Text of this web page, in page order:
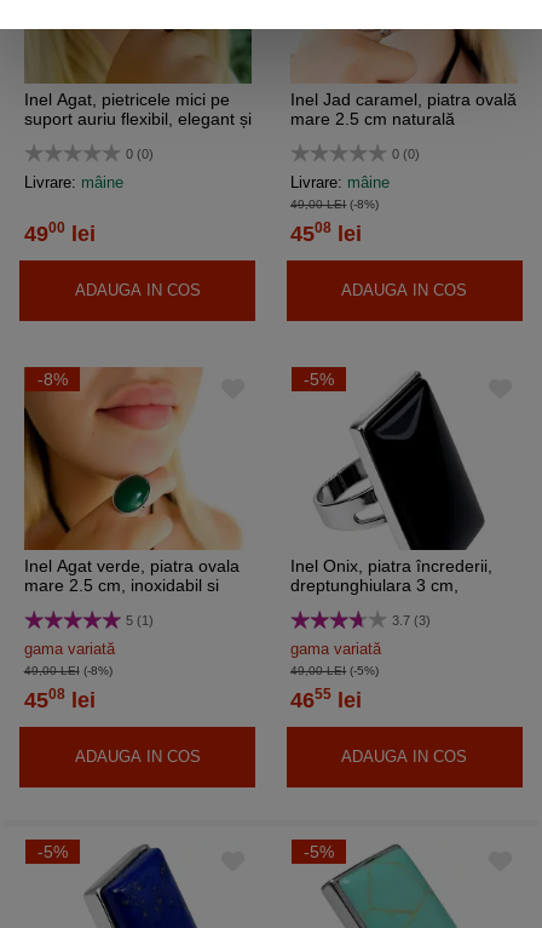
Inel Agat, pietricele mici pe
suport auriu flexibil, elegant și
0 (0)
Livrare: mâine
4900 lei
ADAUGA IN COS
Inel Jad caramel, piatra ovală
mare 2.5 cm naturală
reglabil
0 (0)
Livrare: mâine
49,00 LEI(-8%)
4508 lei
ADAUGA IN COS
-8%
Inel Agat verde, piatra ovala
mare 2.5 cm, inoxidabil si
5 (1)
gama variată
49,00 LEI(-8%)
4508lei
ADAUGA IN COS
-5%
Inel Onix, piatra încrederii,
dreptunghiulara 3 cm,
3.7 (3)
gama variată
49,00 LEI(-5%)
4655 lei
ADAUGA IN COS
-5% -5%